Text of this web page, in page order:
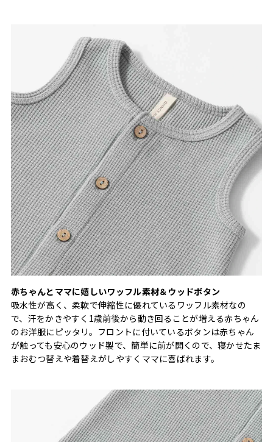
赤ちゃんとママに嬉しいワッフル素材＆ウッドボタン
吸水性が高く、柔軟で伸縮性に優れているワッフル素材なの
で、汗をかきやすく1歳前後から動き回ることが増える赤ちゃん
のお洋服にピッタリ。フロントに付いているボタンは赤ちゃん
が触っても安心のウッド製で、簡単に前が開くので、寝かせたま
まおむつ替えや着替えがしやすくママに喜ばれます。